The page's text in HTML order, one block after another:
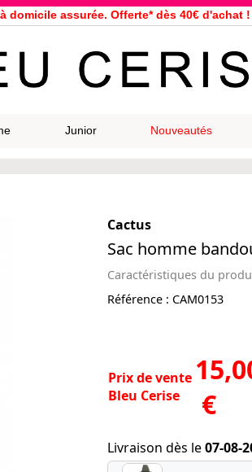
domicile assurée. Offerte* dès 40€ d'achat !
toutes commandes passées avant 12h, du
dans la France. Un à proximité de chez
Junior Nouveautés
Cactus
Sac homme
Caractéristiques du
Référence : CAM0153
Prix de vente
Bleu Cerise
€
Livraison dès le07-08-